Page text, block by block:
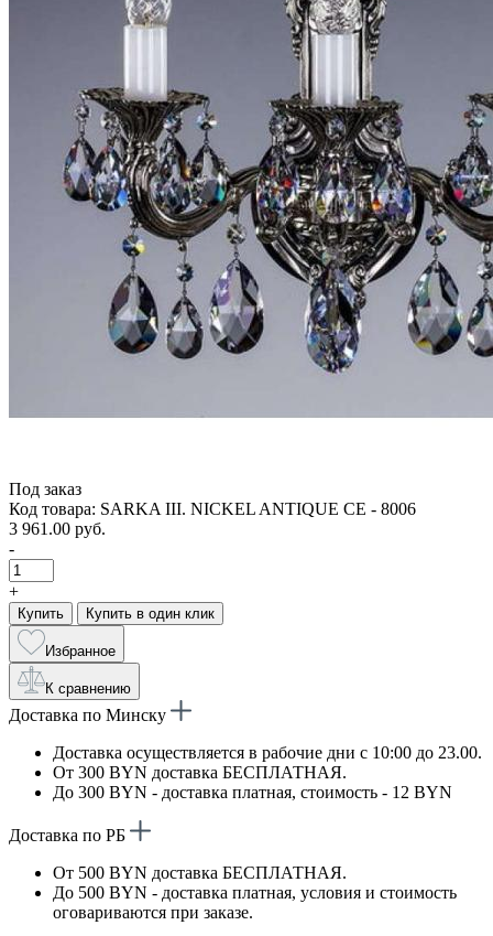
Под заказ
Код товара: SARKA III. NICKEL ANTIQUE CE - 8006
3 961.00 руб.
-
+
Купить Купить в один клик
Избранное
К сравнению
Доставка по Минску
Доставка осуществляется в рабочие дни с 10:00 до 23.00.
От 300 BYN доставка БЕСПЛАТНАЯ.
До 300 BYN - доставка платная, стоимость - 12 BYN
Доставка по РБ
От 500 BYN доставка БЕСПЛАТНАЯ.
До 500 BYN - доставка платная, условия и стоимость
оговариваются при заказе.